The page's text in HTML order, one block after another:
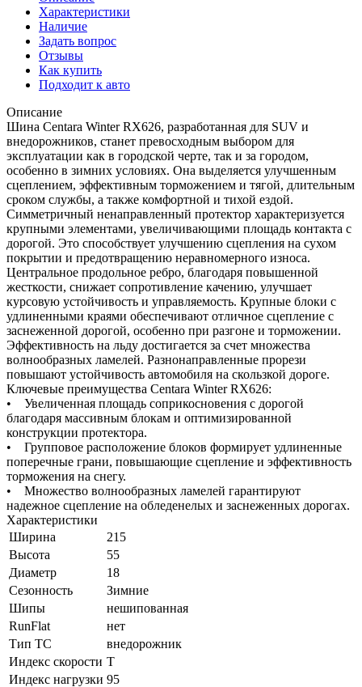
Характеристики
Наличие
Задать вопрос
Отзывы
Как купить
Подходит к авто
Описание
Шина Centara Winter RX626, разработанная для SUV и
внедорожников, станет превосходным выбором для
эксплуатации как в городской черте, так и за городом,
особенно в зимних условиях. Она выделяется улучшенным
сцеплением, эффективным торможением и тягой, длительным
сроком службы, а также комфортной и тихой ездой.
Симметричный ненаправленный протектор характеризуется
крупными элементами, увеличивающими площадь контакта с
дорогой. Это способствует улучшению сцепления на сухом
покрытии и предотвращению неравномерного износа.
Центральное продольное ребро, благодаря повышенной
жесткости, снижает сопротивление качению, улучшает
курсовую устойчивость и управляемость. Крупные блоки с
удлиненными краями обеспечивают отличное сцепление с
заснеженной дорогой, особенно при разгоне и торможении.
Эффективность на льду достигается за счет множества
волнообразных ламелей. Разнонаправленные прорези
повышают устойчивость автомобиля на скользкой дороге.
Ключевые преимущества Centara Winter RX626:
• Увеличенная площадь соприкосновения с дорогой
благодаря массивным блокам и оптимизированной
конструкции протектора.
• Групповое расположение блоков формирует удлиненные
поперечные грани, повышающие сцепление и эффективность
торможения на снегу.
• Множество волнообразных ламелей гарантируют
надежное сцепление на обледенелых и заснеженных дорогах.
Характеристики
Ширина
215
Высота
55
Диаметр
18
Сезонность
Зимние
Шипы
нешипованная
RunFlat
нет
Тип ТС
внедорожник
Индекс скорости T
Индекс нагрузки 95